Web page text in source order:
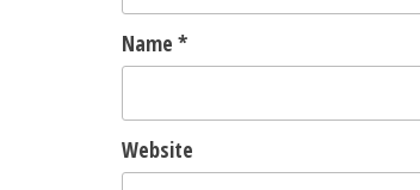
Name *
Website